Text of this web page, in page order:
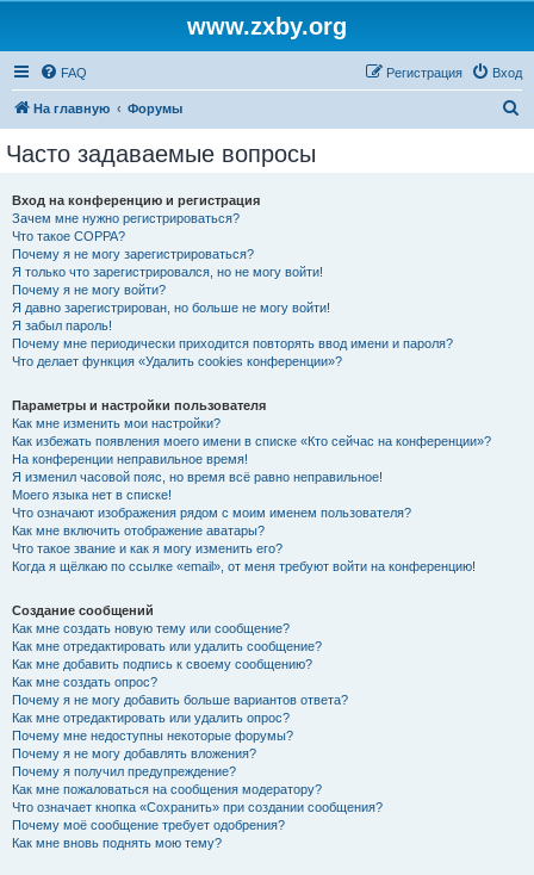
www.zxby.org
FAQ Вход
Регистрация
На главную Форумы
Часто задаваемые вопросы
Вход на конференцию и регистрация
Зачем мне нужно регистрироваться?
Что такое COPPA?
Почему я не могу зарегистрироваться?
Я только что зарегистрировался, но не могу войти!
Почему я не могу войти?
Я давно зарегистрирован, но больше не могу войти!
Я забыл пароль!
Почему мне периодически приходится повторять ввод имени и пароля?
Что делает функция «Удалить cookies конференции»?
Параметры и настройки пользователя
Как мне изменить мои настройки?
Как избежать появления моего имени в списке «Кто сейчас на конференции»?
На конференции неправильное время!
Я изменил часовой пояс, но время всё равно неправильное!
Моего языка нет в списке!
Что означают изображения рядом с моим именем пользователя?
Как мне включить отображение аватары?
Что такое звание и как я могу изменить его?
Когда я щёлкаю по ссылке «email», от меня требуют войти на конференцию!
Создание сообщений
Как мне создать новую тему или сообщение?
Как мне отредактировать или удалить сообщение?
Как мне добавить подпись к своему сообщению?
Как мне создать опрос?
Почему я не могу добавить больше вариантов ответа?
Как мне отредактировать или удалить опрос?
Почему мне недоступны некоторые форумы?
Почему я не могу добавлять вложения?
Почему я получил предупреждение?
Как мне пожаловаться на сообщения модератору?
Что означает кнопка «Сохранить» при создании сообщения?
Почему моё сообщение требует одобрения?
Как мне вновь поднять мою тему?